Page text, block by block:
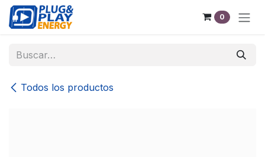
Ir al contenido
0
Todos los productos